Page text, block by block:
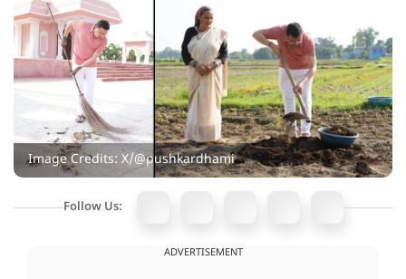
Image Credits: X/@pushkardhami
Follow Us:
ADVERTISEMENT